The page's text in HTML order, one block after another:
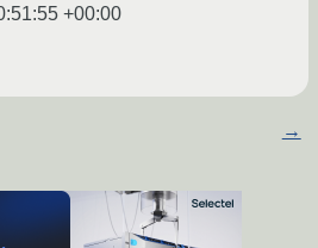
+00:00
→